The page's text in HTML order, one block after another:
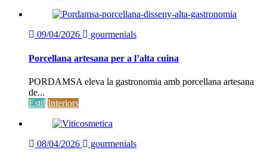
09/04/2026 gourmenials
Porcellana artesana per a l’alta cuina
PORDAMSA eleva la gastronomia amb porcellana artesana
de...
Estil Interiors
08/04/2026 gourmenials